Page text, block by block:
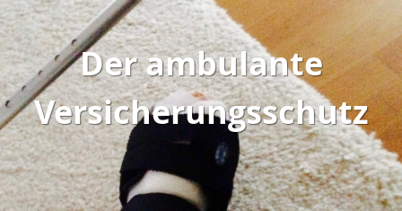
Der ambulante
Versicherungsschutz